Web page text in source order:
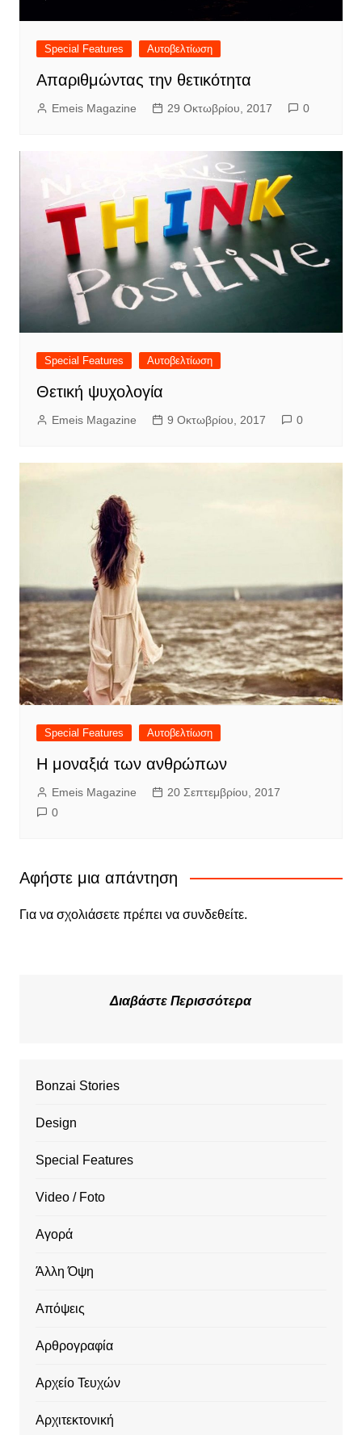
Special Features Αυτοβελτίωση
Απαριθμώντας την θετικότητα
Emeis Magazine 29 Οκτωβρίου, 2017 0
Special Features Αυτοβελτίωση
Θετική ψυχολογία
Emeis Magazine 9 Οκτωβρίου, 2017 0
Special Features Αυτοβελτίωση
Η μοναξιά των ανθρώπων
Emeis Magazine
20 Σεπτεμβρίου, 2017
0
Αφήστε μια απάντηση
Για να σχολιάσετε πρέπει να συνδεθείτε.
Διαβάστε Περισσότερα
Bonzai Stories
Design
Special Features
Video / Foto
Αγορά
Άλλη Όψη
Απόψεις
Αρθρογραφία
Αρχείο Τευχών
Αρχιτεκτονική